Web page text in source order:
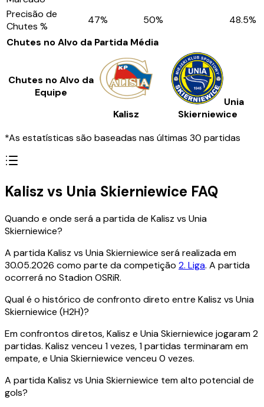
Precisão de
Chutes %
47% 50% 48.5%
Chutes no Alvo da Partida Média
Chutes no Alvo da
Equipe
Kalisz
Unia
Skierniewice
*As estatísticas são baseadas nas últimas 30 partidas
Kalisz vs Unia Skierniewice FAQ
Quando e onde será a partida de Kalisz vs Unia
Skierniewice?
A partida Kalisz vs Unia Skierniewice será realizada em
30.05.2026 como parte da competição 2. Liga. A partida
ocorrerá no Stadion OSRiR.
Qual é o histórico de confronto direto entre Kalisz vs Unia
Skierniewice (H2H)?
Em confrontos diretos, Kalisz e Unia Skierniewice jogaram 2
partidas. Kalisz venceu 1 vezes, 1 partidas terminaram em
empate, e Unia Skierniewice venceu 0 vezes.
A partida Kalisz vs Unia Skierniewice tem alto potencial de
gols?